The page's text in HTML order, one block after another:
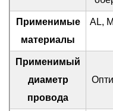
машин для
непрерывным
Active Type Type
парного сигнального
для замены моделей и
оберточных машин.
Применимые
материалы
AL,
Применимый
диаметр
провода